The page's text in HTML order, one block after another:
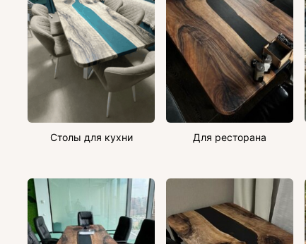
Столы для кухни Для ресторана